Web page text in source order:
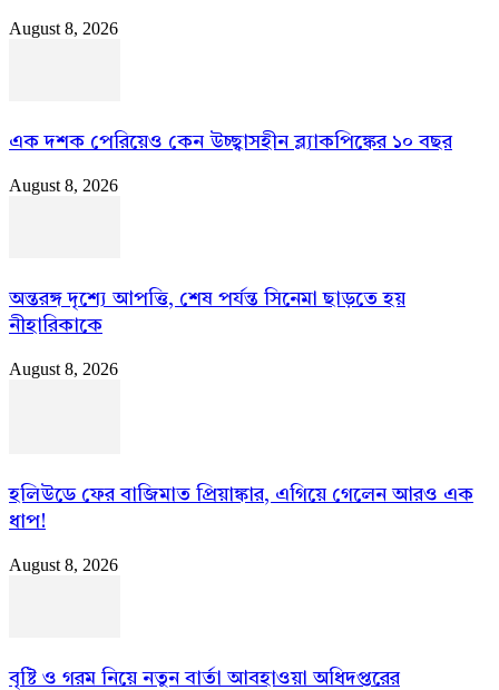
August 8, 2026
এক দশক পেরিয়েও কেন উচ্ছ্বাসহীন ব্ল্যাকপিঙ্কের ১০ বছর
August 8, 2026
অন্তরঙ্গ দৃশ্যে আপত্তি, শেষ পর্যন্ত সিনেমা ছাড়তে হয়
নীহারিকাকে
August 8, 2026
হলিউডে ফের বাজিমাত প্রিয়াঙ্কার, এগিয়ে গেলেন আরও এক
ধাপ!
August 8, 2026
বৃষ্টি ও গরম নিয়ে নতুন বার্তা আবহাওয়া অধিদপ্তরের